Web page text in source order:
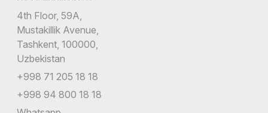
4th Floor, 59A,
Mustakillik Avenue,
Tashkent, 100000,
Uzbekistan
+998 71 205 18 18
+998 94 800 18 18